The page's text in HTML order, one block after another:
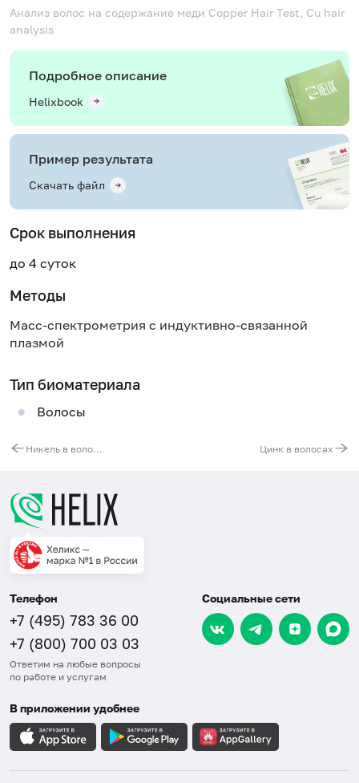
Анализ волос на содержание меди Copper Hair Test, Cu hair
analysis
Подробное описание
Helixbook
Пример результата
Скачать файл
Срок выполнения
до 4 суток
Методы
Масс-спектрометрия с индуктивно-связанной
плазмой
Тип биоматериала
Волосы
Никель в волосах Цинк в волосах
Телефон
+7 (495) 783 36 00
+7 (800) 700 03 03
Ответим на любые вопросы
по работе и услугам
Социальные сети
В приложении удобнее